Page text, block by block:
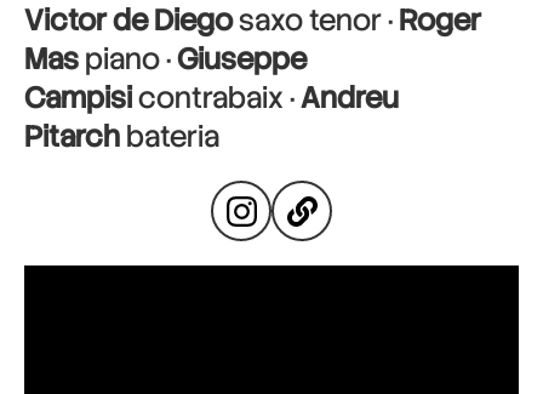
Victor de Diegosaxo tenor ·Roger
Maspiano ·Giuseppe
Campisicontrabaix ·Andreu
Pitarchbateria